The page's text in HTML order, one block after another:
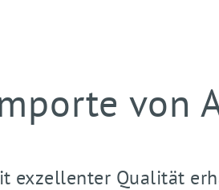
von
exzellenter Qualität